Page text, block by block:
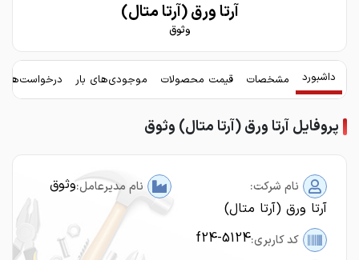
آرتا ورق (آرتا متال)
وثوق
داشبورد مشخصات قیمت محصولات موجودی‌های بار
پروفایل آرتا ورق (آرتا متال) وثوق
نام شرکت:
آرتا ورق (آرتا متال)
نام مدیرعامل:وثوق
کد کاربری:f24-5124